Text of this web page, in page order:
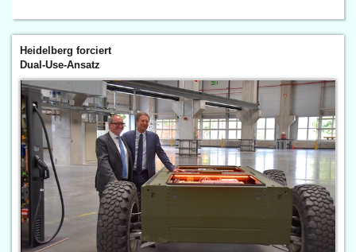
Heidelberg forciert
Dual-Use-Ansatz